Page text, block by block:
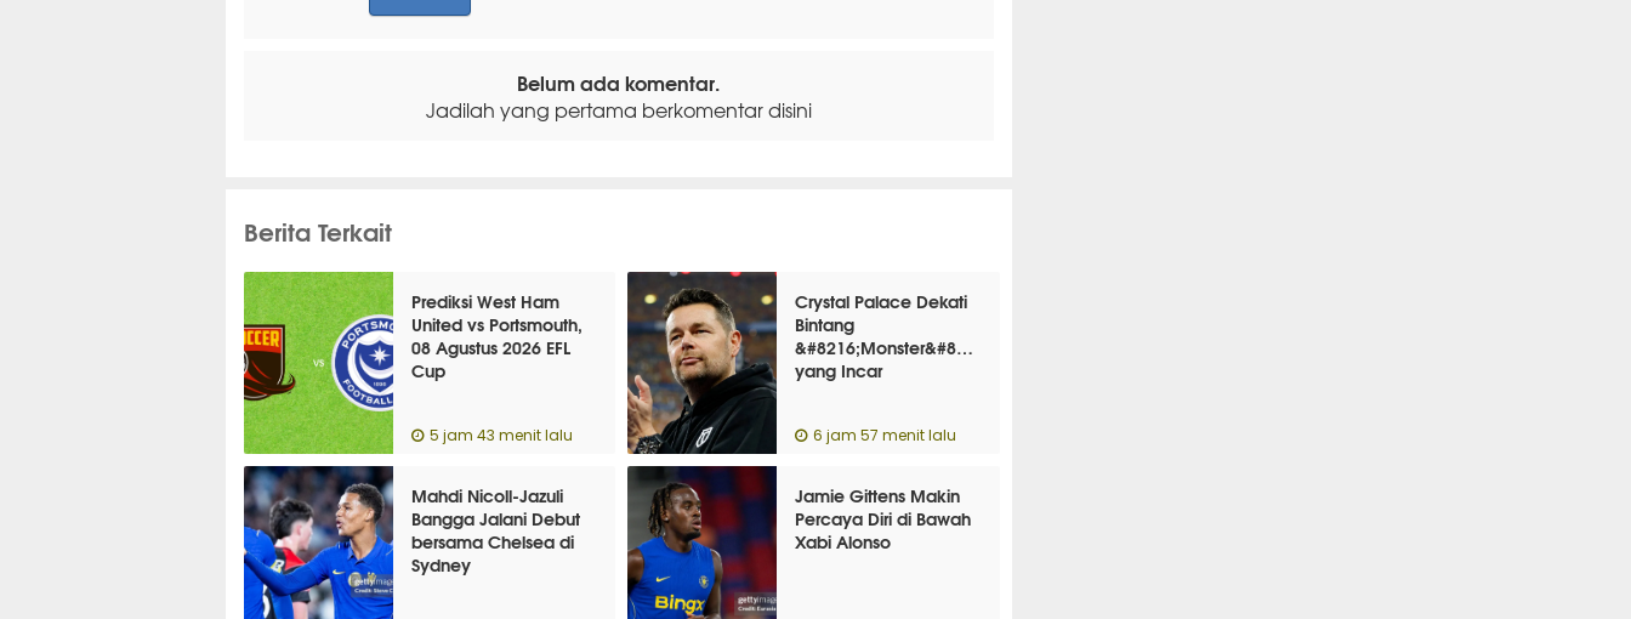
Belum ada komentar.
Jadilah yang pertama berkomentar disini
Berita Terkait
Prediksi West Ham
United vs Portsmouth,
08 Agustus 2026 EFL
Cup
5 jam 43 menit lalu
Crystal Palace Dekati
Bintang
&#8216;Monster&#8217;
yang Incar
6 jam 57 menit lalu
Mahdi Nicoll-Jazuli
Bangga Jalani Debut
bersama Chelsea di
Sydney
Jamie Gittens Makin
Percaya Diri di Bawah
Xabi Alonso